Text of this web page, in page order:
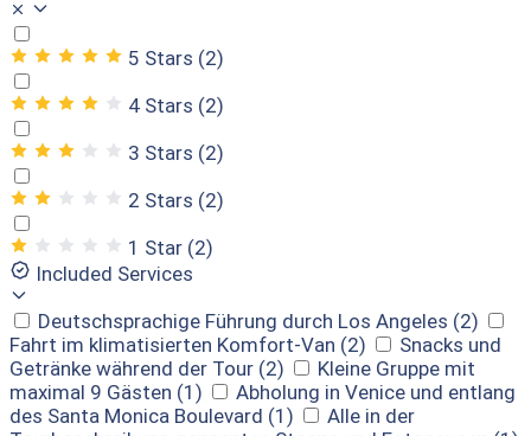
5 Stars (2)
4 Stars (2)
3 Stars (2)
2 Stars (2)
1 Star (2)
Included Services
Deutschsprachige Führung durch Los Angeles (2)
Fahrt im klimatisierten Komfort-Van (2)
Snacks und
Getränke während der Tour (2)
Kleine Gruppe mit
maximal 9 Gästen (1)
Abholung in Venice und entlang
des Santa Monica Boulevard (1)
Alle in der